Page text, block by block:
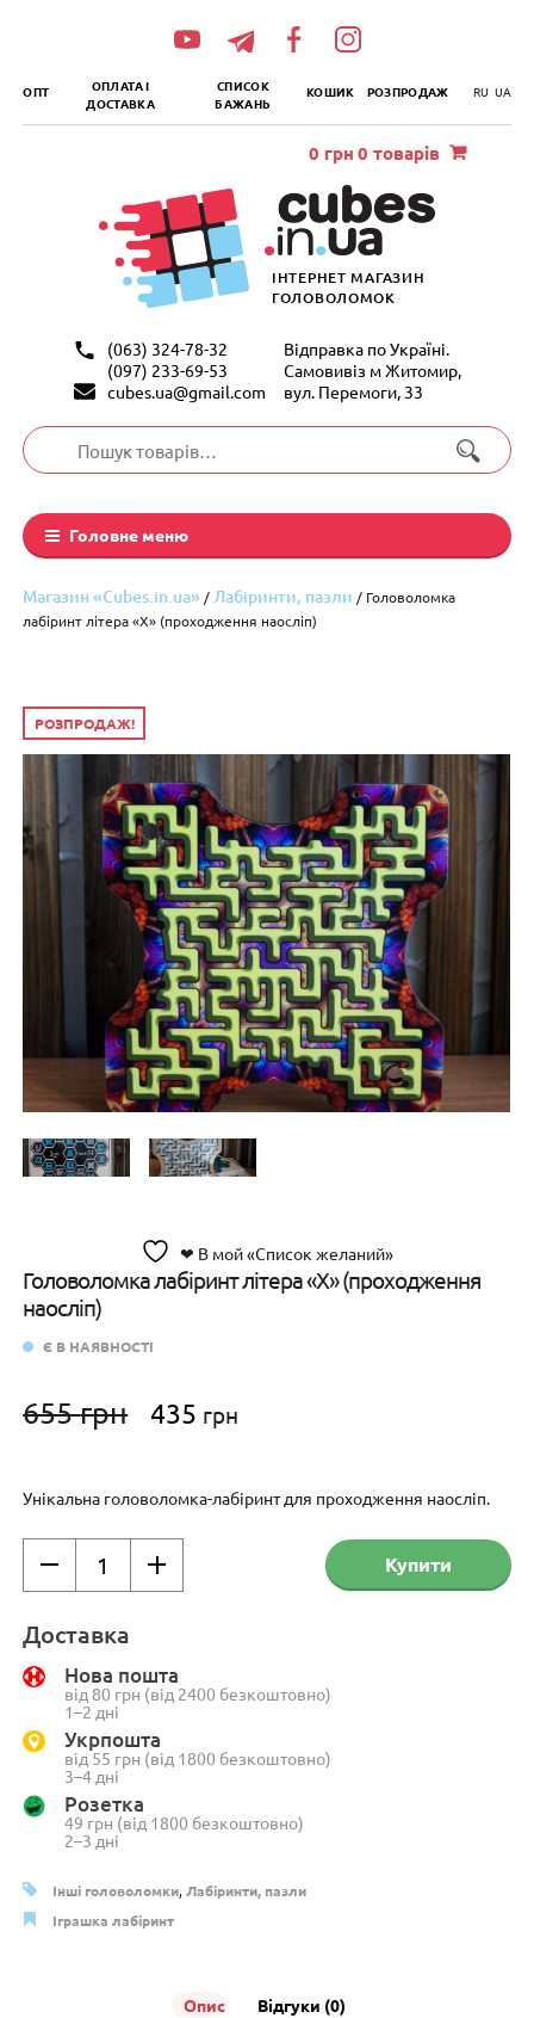
ОПТ
ОПЛАТА І
ДОСТАВКА
СПИСОК
БАЖАНЬ
КОШИК РОЗПРОДАЖ RU UA
ІНТЕРНЕТ МАГАЗИН
ГОЛОВОЛОМОК
(063) 324-78-32
(097) 233-69-53
cubes.ua@gmail.com
Відправка по Україні.
Самовивіз м Житомир,
вул. Перемоги, 33
Шукати:
Головне меню
0 грн 0 товарів
Магазин «Cubes.in.ua» / Лабіринти, пазли / Головоломка
лабіринт літера «X» (проходження наосліп)
РОЗПРОДАЖ!
❤ В мой «Список желаний»
Головоломка лабіринт літера «X» (проходження
наосліп)
Є В НАЯВНОСТІ
655грн
Оригінальна
ціна:
435 грн
Унікальна головоломка-лабіринт для проходження наосліп.
«X»
(проходження
наосліп)
кількість
Купити
Доставка
Нова пошта
від 80 грн (від 2400 безкоштовно)
1–2 дні
Укрпошта
від 55 грн (від 1800 безкоштовно)
3–4 дні
Розетка
49 грн (від 1800 безкоштовно)
2–3 дні
Інші головоломки,Лабіринти, пазли
Іграшка лабіринт
Опис Відгуки (0)